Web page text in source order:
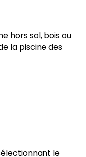
hors sol, bois ou
la piscine des
le